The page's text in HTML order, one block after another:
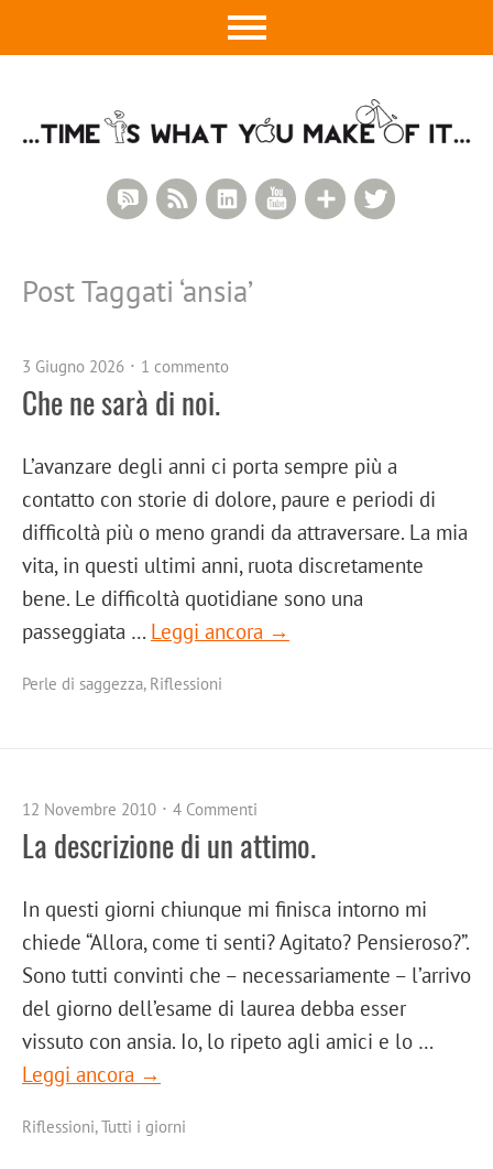
Google+
YouTube
LinkedIn
RSS Feed
RSS Comments
Post Taggati ‘ansia’
3 Giugno 2026 1 commento
Che ne sarà di noi.
L’avanzare degli anni ci porta sempre più a
contatto con storie di dolore, paure e periodi di
difficoltà più o meno grandi da attraversare. La mia
vita, in questi ultimi anni, ruota discretamente
bene. Le difficoltà quotidiane sono una
passeggiata … Leggi ancora →
Perle di saggezza, Riflessioni
12 Novembre 2010 4 Commenti
La descrizione di un attimo.
In questi giorni chiunque mi finisca intorno mi
chiede “Allora, come ti senti? Agitato? Pensieroso?”.
Sono tutti convinti che – necessariamente – l’arrivo
del giorno dell’esame di laurea debba esser
vissuto con ansia. Io, lo ripeto agli amici e lo …
Leggi ancora →
Riflessioni,Tutti i giorni